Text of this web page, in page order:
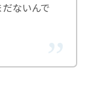
ないんで